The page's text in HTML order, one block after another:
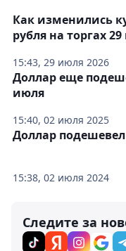
15:43, 29 июля 2026
Как изменились
рубля на торгах
15:40, 02 июля 2025
Доллар еще
июля
15:38, 02 июля 2024
Доллар
Следите за